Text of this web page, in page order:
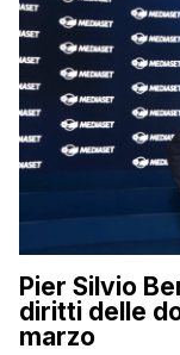
Pier Silvio
diritti delle
marzo